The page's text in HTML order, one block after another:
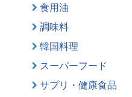
食用油
調味料
韓国料理
スーパーフード
サプリ・健康食品